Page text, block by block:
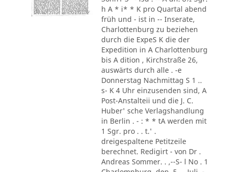
h A * i* * K pro Quartal abend
früh und - ist in -- Inserate,
Charlottenburg zu beziehen
durch die ExpeS K die der
Expedition in A Charlottenburg
bis A dition , Kirchstraße 26,
auswärts durch alle . -e
Donnerstag Nachmittag S 1 ..
s- K 4 Uhr einzusenden sind, A
Post-Anstalteii und die J. C.
Huber' sche Verlagshandlung
in Berlin . - : * * tA werden mit
1 Sgr. pro . . t.' .
dreigespaltene Petitzeile
berechnet. Redigirt - von Dr .
Andreas Sommer. . ,--S- l No . 1